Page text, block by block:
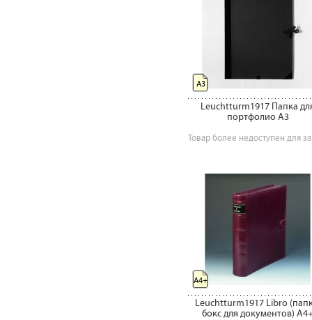
Leuchtturm1917 Папка
портфолио А3
Товар более недоступен для
А3
Leuchtturm1917 Libro
бокс для документов)
A4+